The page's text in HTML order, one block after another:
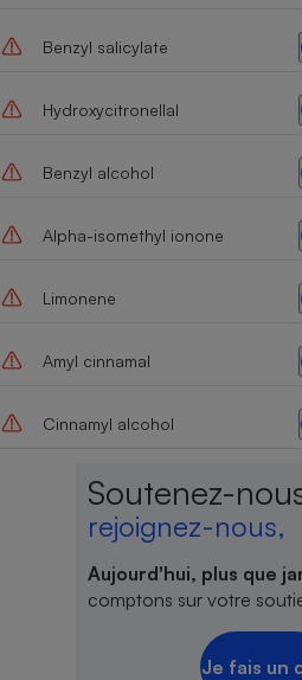
Benzyl salicylate
Hydroxycitronellal
Benzyl alcohol
Alpha-isomethyl ionone
Limonene
Amyl cinnamal
Cinnamyl alcohol
Soutenez-
rejoignez-nous,
Aujourd'hui, plus que
comptons sur votre
Je fais un